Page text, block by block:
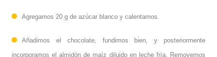
Agregamos 20 g de azúcar blanco y calentamos.
Añadimos el chocolate, fundimos bien, y posteriormente
incorporamos el almidón de maíz diluido en leche fría. Removemos